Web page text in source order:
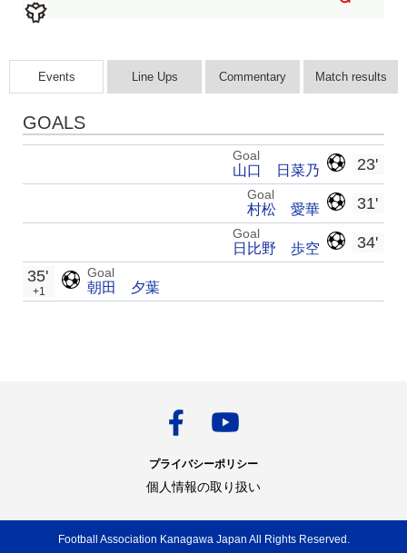
Events Line Ups Commentary Match results
GOALS
23'
Goal
山口 日菜乃
31'
Goal
村松 愛華
34'
Goal
日比野 歩空
Goal
朝田 夕葉
35'
+1
プライバシーポリシー
個人情報の取り扱い
Football Association Kanagawa Japan All Rights Reserved.